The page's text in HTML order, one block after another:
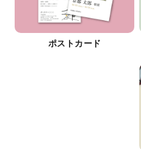
ポストカード